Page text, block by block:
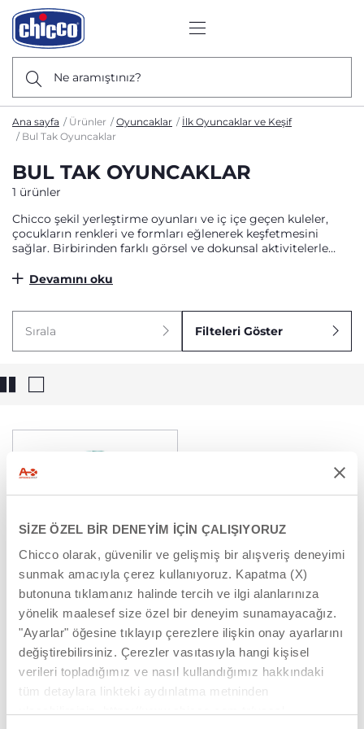
SİZE ÖZEL BİR DENEYİM İÇİN ÇALIŞIYORUZ
Chicco olarak, güvenilir ve gelişmiş bir alışveriş deneyimi
sunmak amacıyla çerez kullanıyoruz. Kapatma (X)
butonuna tıklamanız halinde tercih ve ilgi alanlarınıza
yönelik maalesef size özel bir deneyim sunamayacağız.
"Ayarlar" öğesine tıklayıp çerezlere ilişkin onay ayarlarını
değiştirebilirsiniz. Çerezler vasıtasıyla hangi kişisel
verileri topladığımız ve nasıl kullandığımız hakkındaki
tüm detaylara linkteki aydınlatma metninden
Ne aramıştınız?
Ana sayfa Ürünler Oyuncaklar
İlk Oyuncaklar ve Keşif
Bul Tak Oyuncaklar
BUL TAK OYUNCAKLAR
1 ürünler
Chicco şekil yerleştirme oyunları ve iç içe geçen kuleler,
çocukların renkleri ve formları eğlenerek keşfetmesini
sağlar. Birbirinden farklı görsel ve dokunsal aktivitelerle
becerilerini destekler. Puzzle’lar, renkli halkalar ve
Devamını oku
Sırala Filteleri Göster
2'si 1 Arada ECO+ Bul-Tak
İçiçe Geçen Kaplar
OYUNCAK BLOKLAR: CHICCO ILE